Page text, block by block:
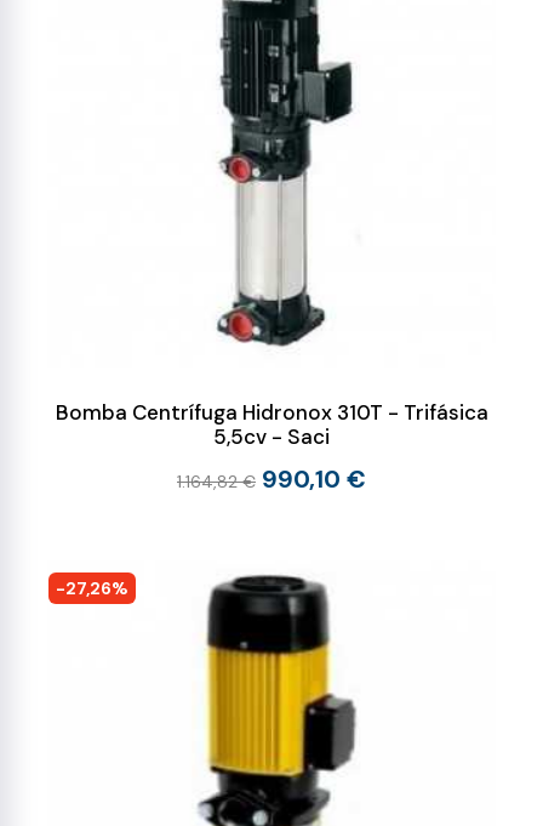
Bomba Centrífuga Hidronox 310T - Trifásica
5,5cv - Saci
1.164,82 € 990,10 €
-27,26%